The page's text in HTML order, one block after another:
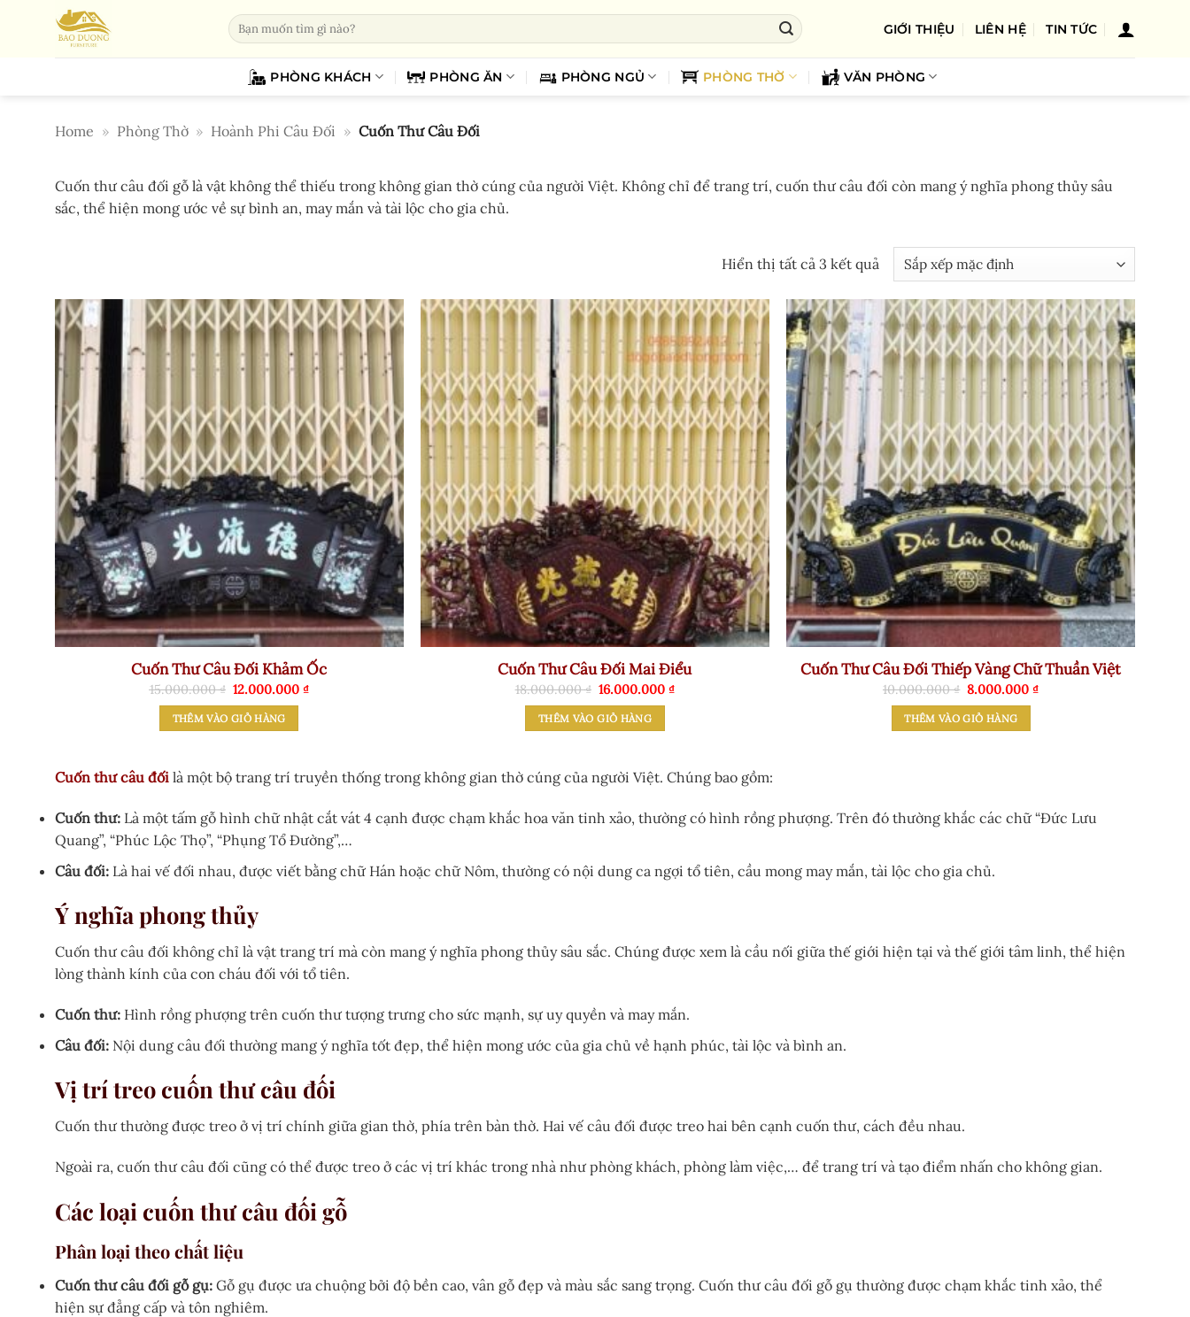
Tìm
kiếm:
GIỚI THIỆU LIÊN HỆ TIN TỨC
PHÒNG KHÁCH PHÒNG ĂN PHÒNG NGỦ PHÒNG THỜ VĂN PHÒNG
Home » Phòng Thờ » Hoành Phi Câu Đối » Cuốn Thư Câu Đối
Cuốn thư câu đối gỗ là vật không thể thiếu trong không gian thờ cúng của người Việt. Không chỉ để trang trí, cuốn thư câu đối còn mang ý nghĩa phong thủy sâu
sắc, thể hiện mong ước về sự bình an, may mắn và tài lộc cho gia chủ.
Hiển thị tất cả 3 kết quả
Cuốn Thư Câu Đối Khảm Ốc
15.000.000₫ Giá
là:
15.000.000 ₫.
12.000.000 ₫Giá
THÊM VÀO GIỎ HÀNG
Cuốn Thư Câu Đối Mai Điểu
18.000.000₫ Giá
là:
18.000.000 ₫.
16.000.000₫Giá
THÊM VÀO GIỎ HÀNG
Cuốn Thư Câu Đối Thiếp Vàng Chữ Thuần Việt
10.000.000₫ Giá
là:
10.000.000 ₫.
8.000.000₫Giá
THÊM VÀO GIỎ HÀNG
Cuốn thư câu đối là một bộ trang trí truyền thống trong không gian thờ cúng của người Việt. Chúng bao gồm:
Cuốn thư: Là một tấm gỗ hình chữ nhật cắt vát 4 cạnh được chạm khắc hoa văn tinh xảo, thường có hình rồng phượng. Trên đó thường khắc các chữ “Đức Lưu
Quang”, “Phúc Lộc Thọ”, “Phụng Tổ Đường”,…
Câu đối: Là hai vế đối nhau, được viết bằng chữ Hán hoặc chữ Nôm, thường có nội dung ca ngợi tổ tiên, cầu mong may mắn, tài lộc cho gia chủ.
Ý nghĩa phong thủy
Cuốn thư câu đối không chỉ là vật trang trí mà còn mang ý nghĩa phong thủy sâu sắc. Chúng được xem là cầu nối giữa thế giới hiện tại và thế giới tâm linh, thể hiện
lòng thành kính của con cháu đối với tổ tiên.
Cuốn thư: Hình rồng phượng trên cuốn thư tượng trưng cho sức mạnh, sự uy quyền và may mắn.
Câu đối: Nội dung câu đối thường mang ý nghĩa tốt đẹp, thể hiện mong ước của gia chủ về hạnh phúc, tài lộc và bình an.
Vị trí treo cuốn thư câu đối
Cuốn thư thường được treo ở vị trí chính giữa gian thờ, phía trên bàn thờ. Hai vế câu đối được treo hai bên cạnh cuốn thư, cách đều nhau.
Ngoài ra, cuốn thư câu đối cũng có thể được treo ở các vị trí khác trong nhà như phòng khách, phòng làm việc,… để trang trí và tạo điểm nhấn cho không gian.
Các loại cuốn thư câu đối gỗ
Phân loại theo chất liệu
Cuốn thư câu đối gỗ gụ: Gỗ gụ được ưa chuộng bởi độ bền cao, vân gỗ đẹp và màu sắc sang trọng. Cuốn thư câu đối gỗ gụ thường được chạm khắc tinh xảo, thể
hiện sự đẳng cấp và tôn nghiêm.